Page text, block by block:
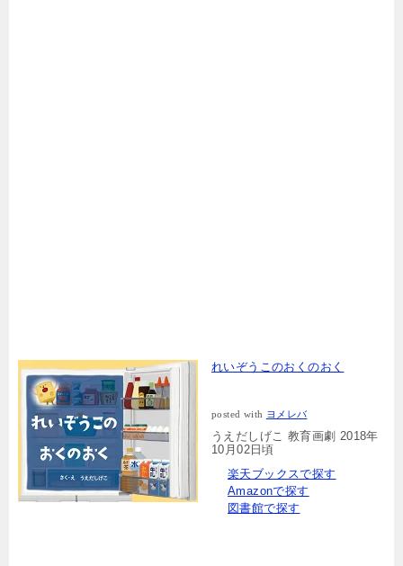
れいぞうこのおくのおく
posted with ヨメレバ
うえだしげこ 教育画劇 2018年
10月02日頃
楽天ブックスで探す
Amazonで探す
図書館で探す